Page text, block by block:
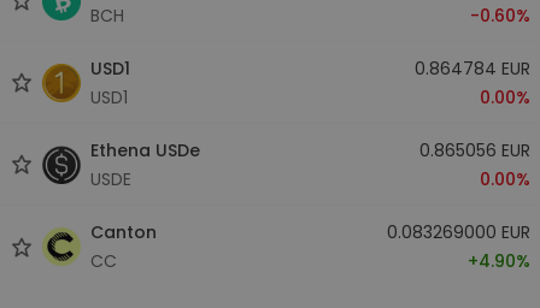
BCH
-0.60%
USD1
USD1
0.864784 EUR
0.00%
Ethena USDe
USDE
0.865056 EUR
0.00%
Canton
CC
0.083269000 EUR
+4.90%